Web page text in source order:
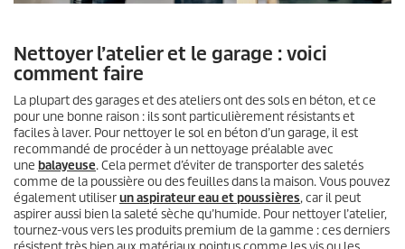
Nettoyer l’atelier et le garage : voici
comment faire
La plupart des garages et des ateliers ont des sols en béton, et ce
pour une bonne raison : ils sont particulièrement résistants et
faciles à laver. Pour nettoyer le sol en béton d’un garage, il est
recommandé de procéder à un nettoyage préalable avec
une balayeuse. Cela permet d’éviter de transporter des saletés
comme de la poussière ou des feuilles dans la maison. Vous pouvez
également utiliserun aspirateur eau et poussières, car il peut
aspirer aussi bien la saleté sèche qu’humide. Pour nettoyer l’atelier,
tournez-vous vers les produits premium de la gamme : ces derniers